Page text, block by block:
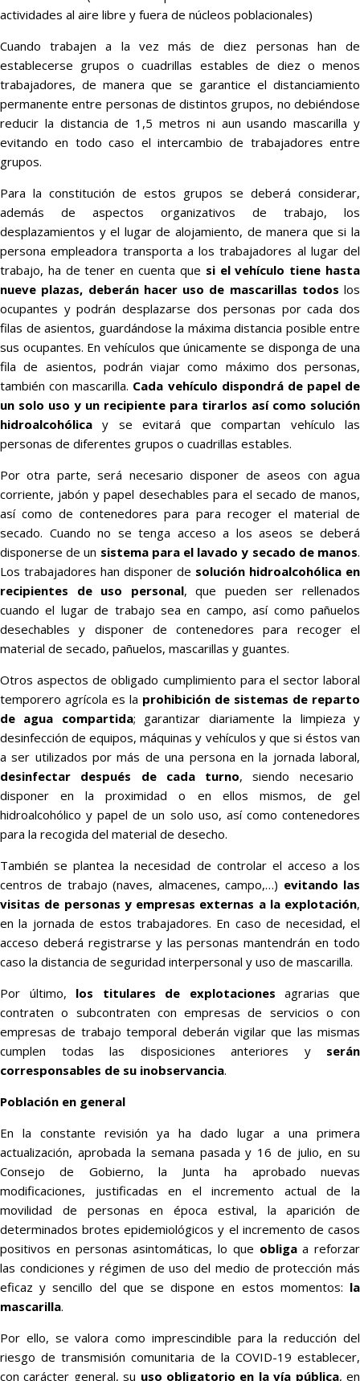
actividades al aire libre y fuera de núcleos poblacionales)
Cuando trabajen a la vez más de diez personas han de
establecerse grupos o cuadrillas estables de diez o menos
trabajadores, de manera que se garantice el distanciamiento
permanente entre personas de distintos grupos, no debiéndose
reducir la distancia de 1,5 metros ni aun usando mascarilla y
evitando en todo caso el intercambio de trabajadores entre
grupos.
Para la constitución de estos grupos se deberá considerar,
además de aspectos organizativos de trabajo, los
desplazamientos y el lugar de alojamiento, de manera que si la
persona empleadora transporta a los trabajadores al lugar del
trabajo, ha de tener en cuenta que si el vehículo tiene hasta
nueve plazas, deberán hacer uso de mascarillas todos los
ocupantes y podrán desplazarse dos personas por cada dos
filas de asientos, guardándose la máxima distancia posible entre
sus ocupantes. En vehículos que únicamente se disponga de una
fila de asientos, podrán viajar como máximo dos personas,
también con mascarilla. Cada vehículo dispondrá de papel de
un solo uso y un recipiente para tirarlos así como solución
hidroalcohólica y se evitará que compartan vehículo las
personas de diferentes grupos o cuadrillas estables.
Por otra parte, será necesario disponer de aseos con agua
corriente, jabón y papel desechables para el secado de manos,
así como de contenedores para para recoger el material de
secado. Cuando no se tenga acceso a los aseos se deberá
disponerse de un sistema para el lavado y secado de manos.
Los trabajadores han disponer de solución hidroalcohólica en
recipientes de uso personal, que pueden ser rellenados
cuando el lugar de trabajo sea en campo, así como pañuelos
desechables y disponer de contenedores para recoger el
material de secado, pañuelos, mascarillas y guantes.
Otros aspectos de obligado cumplimiento para el sector laboral
temporero agrícola es la prohibición de sistemas de reparto
de agua compartida; garantizar diariamente la limpieza y
desinfección de equipos, máquinas y vehículos y que si éstos van
a ser utilizados por más de una persona en la jornada laboral,
desinfectar después de cada turno, siendo necesario
disponer en la proximidad o en ellos mismos, de gel
hidroalcohólico y papel de un solo uso, así como contenedores
para la recogida del material de desecho.
También se plantea la necesidad de controlar el acceso a los
centros de trabajo (naves, almacenes, campo,…) evitando las
visitas de personas y empresas externas a la explotación,
en la jornada de estos trabajadores. En caso de necesidad, el
acceso deberá registrarse y las personas mantendrán en todo
caso la distancia de seguridad interpersonal y uso de mascarilla.
Por último, los titulares de explotaciones agrarias que
contraten o subcontraten con empresas de servicios o con
empresas de trabajo temporal deberán vigilar que las mismas
cumplen todas las disposiciones anteriores y serán
corresponsables de su inobservancia.
Población en general
En la constante revisión ya ha dado lugar a una primera
actualización, aprobada la semana pasada y 16 de julio, en su
Consejo de Gobierno, la Junta ha aprobado nuevas
modificaciones, justificadas en el incremento actual de la
movilidad de personas en época estival, la aparición de
determinados brotes epidemiológicos y el incremento de casos
positivos en personas asintomáticas, lo que obligaa reforzar
las condiciones y régimen de uso del medio de protección más
eficaz y sencillo del que se dispone en estos momentos: la
mascarilla.
Por ello, se valora como imprescindible para la reducción del
riesgo de transmisión comunitaria de la COVID-19 establecer,
con carácter general, su uso obligatorio en la vía pública, en